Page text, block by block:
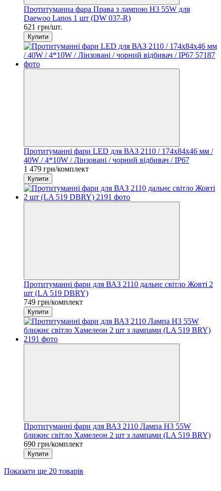
Протитуманна фара Права з лампою H3 55W для
Daewoo Lanos 1 шт (DW 037-R)
621 грн/шт.
Купити
Протитуманні фари LED для ВАЗ 2110 / 174x84x46 мм /
40W / 4*10W / Лінзовані / чорний відбивач / IP67
1 479 грн/комплект
Купити
Протитуманні фари для ВАЗ 2110 дальнє світло Жовті 2
шт (LA 519 DBRY)
749 грн/комплект
Купити
Протитуманні фари для ВАЗ 2110 Лампа H3 55W
ближнє світло Хамелеон 2 шт з лампами (LA 519 BRY)
690 грн/комплект
Купити
Показати ще 20 товарів